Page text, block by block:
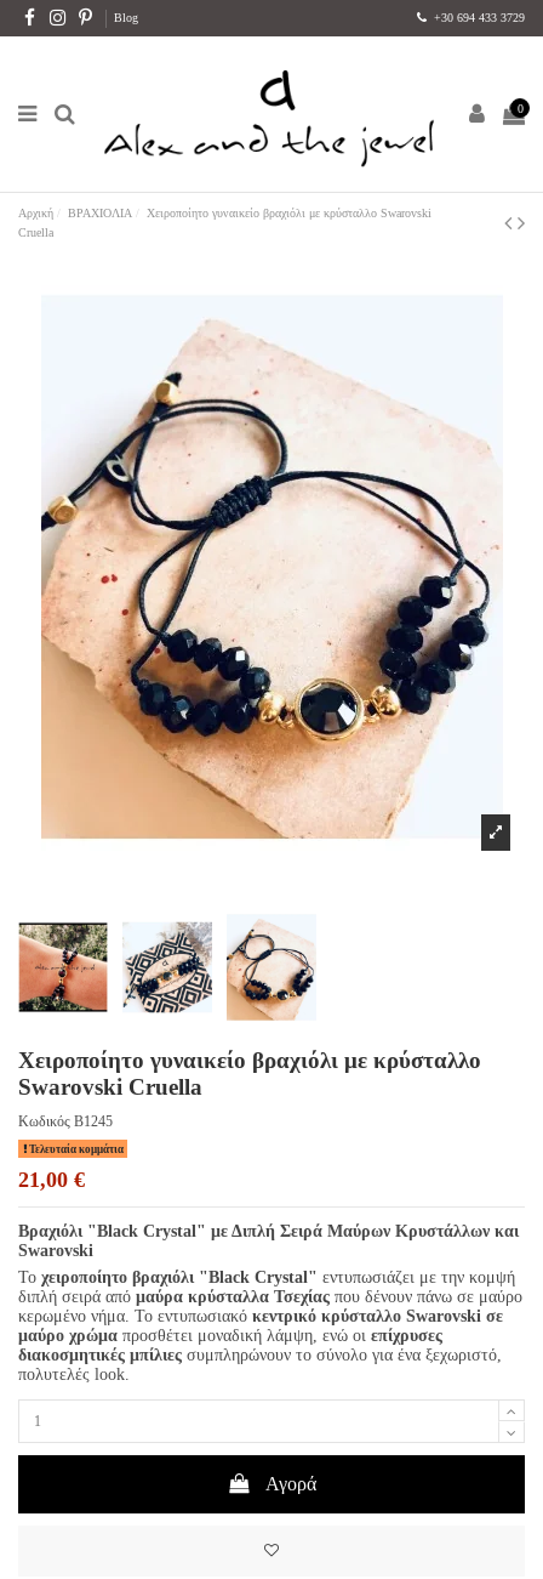
Blog +30 694 433 3729
0
Αρχική ΒΡΑΧΙΟΛΙΑ
Χειροποίητο γυναικείο βραχιόλι με κρύσταλλο Swarovski
Cruella
Χειροποίητο γυναικείο βραχιόλι με κρύσταλλο
Swarovski Cruella
Κωδικός B1245
Τελευταία κομμάτια
21,00 €
Βραχιόλι "Black Crystal" με Διπλή Σειρά Μαύρων Κρυστάλλων και
Swarovski
Το χειροποίητο βραχιόλι "Black Crystal" εντυπωσιάζει με την κομψή
διπλή σειρά από μαύρα κρύσταλλα Τσεχίας που δένουν πάνω σε μαύρο
κερωμένο νήμα. Το εντυπωσιακό κεντρικό κρύσταλλο Swarovski σε
μαύρο χρώμα προσθέτει μοναδική λάμψη, ενώ οι επίχρυσες
διακοσμητικές μπίλιες συμπληρώνουν το σύνολο για ένα ξεχωριστό,
πολυτελές look.
Αγορά